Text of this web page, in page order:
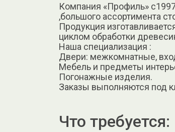
Компания «Профиль»
,большого ассортимента
Продукция
циклом обработки
Наша специализация :
Двери: межкомнатные,
Мебель и предметы
Погонажные изделия.
Заказы выполняются под
Что требуется: